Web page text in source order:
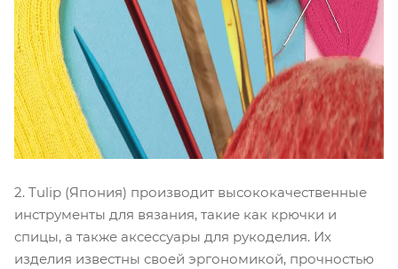
2. Tulip (Япония) производит высококачественные
инструменты для вязания, такие как крючки и
спицы, а также аксессуары для рукоделия. Их
изделия известны своей эргономикой, прочностью